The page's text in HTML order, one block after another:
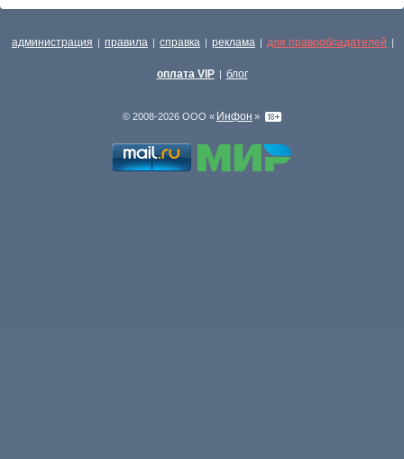
администрация | правила | справка | реклама | для правообладателей |
оплата VIP | блог
© 2008-2026 ООО « Инфон »